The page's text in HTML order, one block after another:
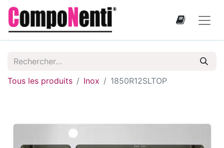
Tous les produits Inox 1850R12SLTOP